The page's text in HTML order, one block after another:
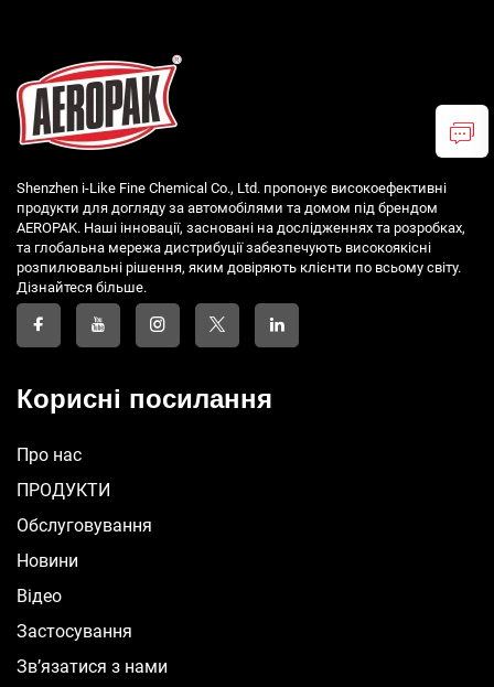
Shenzhen i-Like Fine Chemical Co., Ltd. пропонує високоефективні
продукти для догляду за автомобілями та домом під брендом
AEROPAK. Наші інновації, засновані на дослідженнях та розробках,
та глобальна мережа дистрибуції забезпечують високоякісні
розпилювальні рішення, яким довіряють клієнти по всьому світу.
Дізнайтеся більше.
Корисні посилання
Про нас
ПРОДУКТИ
Обслуговування
Новини
Відео
Застосування
Зв’язатися з нами